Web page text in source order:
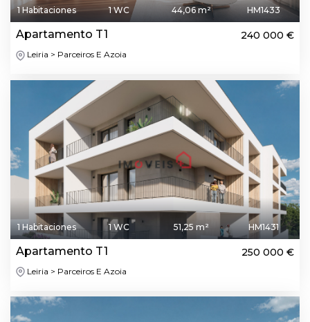
1 Habitaciones 1 WC 44,06 m² HM1433
Apartamento T1 240 000 €
Leiria > Parceiros E Azoia
1 Habitaciones 1 WC 51,25 m² HM1431
Apartamento T1 250 000 €
Leiria > Parceiros E Azoia